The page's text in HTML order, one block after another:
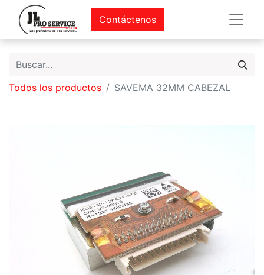
Contáctenos
Todos los productos SAVEMA 32MM CABEZAL